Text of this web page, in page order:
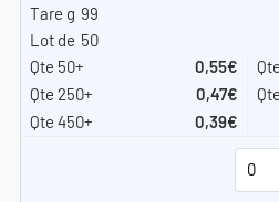
99
50
0,55€
0,47€
0,39€